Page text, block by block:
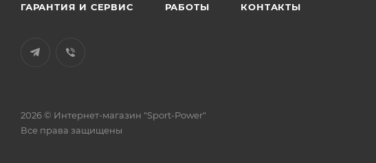
ГАРАНТИЯ И СЕРВИС РАБОТЫ КОНТАКТЫ
2026 © Интернет-магазин "Sport-Power"
Все права защищены